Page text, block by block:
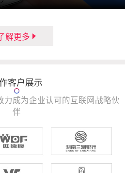
解更多
客户展示
力成为企业认可的互联网战略伙
伴